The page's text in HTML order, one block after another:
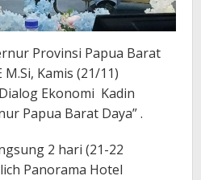
Provinsi Papua Barat
M.Si, Kamis (21/11)
Ekonomi Kadin
Papua Barat Daya” .
2 hari (21-22
Panorama Hotel